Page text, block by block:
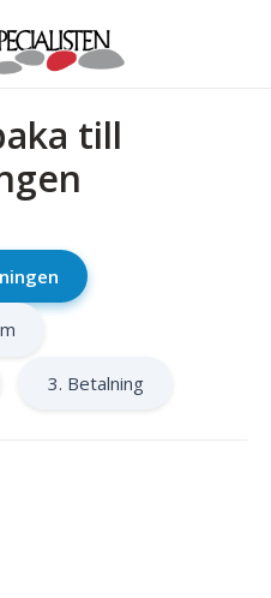
till
3. Betalning